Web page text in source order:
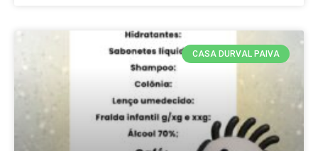
CASA DURVAL PAIVA